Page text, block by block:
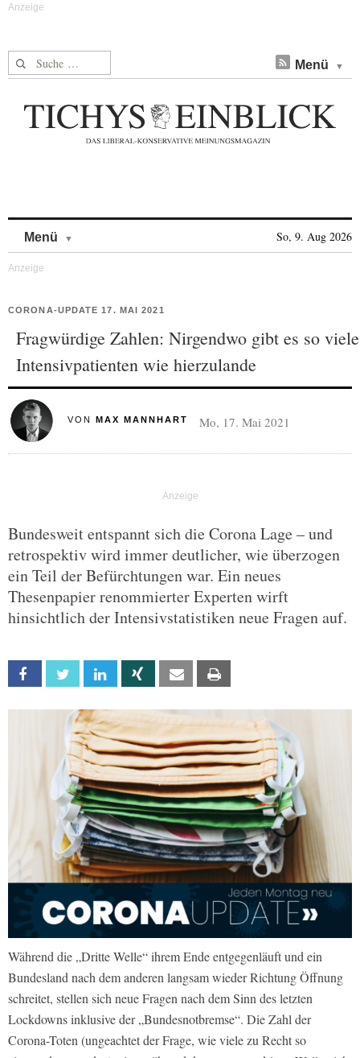
Suche nach: Menü
Menü So, 9. Aug 2026
CORONA-UPDATE 17. MAI 2021
Fragwürdige Zahlen: Nirgendwo gibt es so viele
Intensivpatienten wie hierzulande
VON MAX MANNHART Mo, 17. Mai 2021
Bundesweit entspannt sich die Corona Lage – und
retrospektiv wird immer deutlicher, wie überzogen
ein Teil der Befürchtungen war. Ein neues
Thesenpapier renommierter Experten wirft
hinsichtlich der Intensivstatistiken neue Fragen auf.
Facebook Twitter Linkedin Xing Email
Während die „Dritte Welle“ ihrem Ende entgegenläuft und ein
Bundesland nach dem anderen langsam wieder Richtung Öffnung
schreitet, stellen sich neue Fragen nach dem Sinn des letzten
Lockdowns inklusive der „Bundesnotbremse“. Die Zahl der
Corona-Toten (ungeachtet der Frage, wie viele zu Recht so